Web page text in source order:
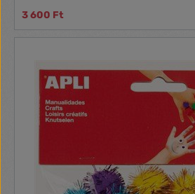
kulcstartó
3 600 Ft